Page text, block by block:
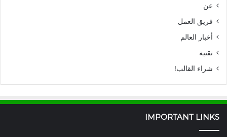
عن
فريق العمل
أخبار العالم
تقنية
شراء القالب!
IMPORTANT LINKS